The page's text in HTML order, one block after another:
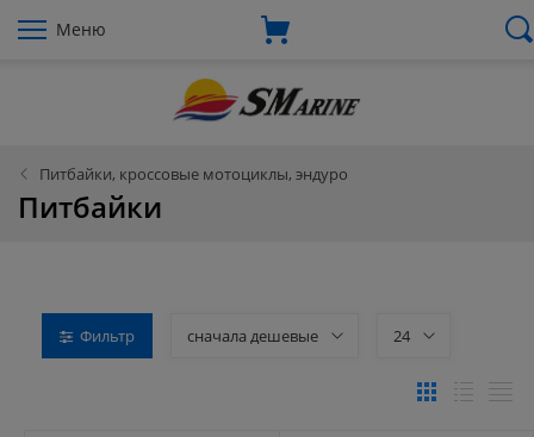
Меню
Питбайки, кроссовые мотоциклы, эндуро
Питбайки
Фильтр сначала дешевые 24